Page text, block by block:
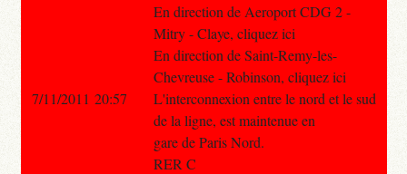
En direction de Aeroport CDG 2 -
Mitry - Claye, cliquez ici
En direction de Saint-Remy-les-
Chevreuse - Robinson, cliquez ici
L'interconnexion entre le nord et le sud
de la ligne, est maintenue en
gare de Paris Nord.
RER C
7/11/2011 20:57